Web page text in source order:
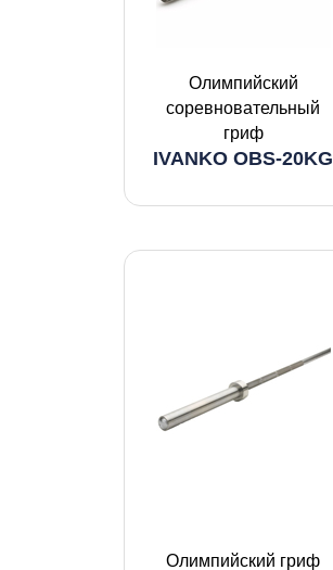
Олимпийский
соревновательный
гриф
IVANKO OBS-20KG
Олимпийский гриф